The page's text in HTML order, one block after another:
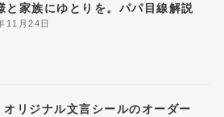
11月24日
と家族にゆとりを。パパ目線解説
リジナル文言シールのオーダー